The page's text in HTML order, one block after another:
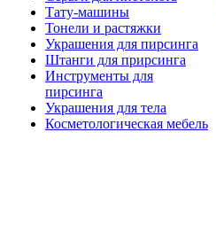
Тату-машины
Тонели и растяжки
Украшения для пирсинга
Штанги для прирсинга
Инструменты для
пирсинга
Украшения для тела
Косметологическая мебель